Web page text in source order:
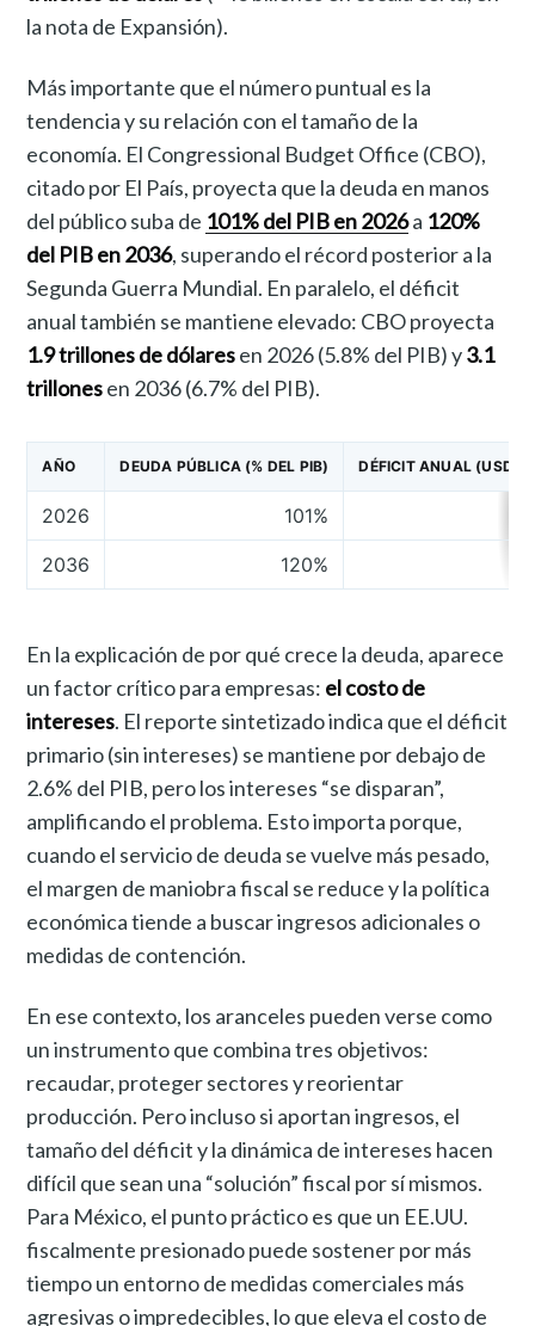
la nota de Expansión).
Más importante que el número puntual es la
tendencia y su relación con el tamaño de la
economía. El Congressional Budget Office (CBO),
citado por El País, proyecta que la deuda en manos
del público suba de 101% del PIB en 2026a 120%
del PIB en 2036, superando el récord posterior a la
Segunda Guerra Mundial. En paralelo, el déficit
anual también se mantiene elevado: CBO proyecta
1.9 trillones de dólaresen 2026 (5.8% del PIB) y3.1
trillonesen 2036 (6.7% del PIB).
AÑO DEUDA PÚBLICA (% DEL PIB) DÉFICIT ANUAL (USD,
2026 101%
2036 120%
En la explicación de por qué crece la deuda, aparece
un factor crítico para empresas: el costo de
intereses. El reporte sintetizado indica que el déficit
primario (sin intereses) se mantiene por debajo de
2.6% del PIB, pero los intereses “se disparan”,
amplificando el problema. Esto importa porque,
cuando el servicio de deuda se vuelve más pesado,
el margen de maniobra fiscal se reduce y la política
económica tiende a buscar ingresos adicionales o
medidas de contención.
En ese contexto, los aranceles pueden verse como
un instrumento que combina tres objetivos:
recaudar, proteger sectores y reorientar
producción. Pero incluso si aportan ingresos, el
tamaño del déficit y la dinámica de intereses hacen
difícil que sean una “solución” fiscal por sí mismos.
Para México, el punto práctico es que un EE.UU.
fiscalmente presionado puede sostener por más
tiempo un entorno de medidas comerciales más
agresivas o impredecibles, lo que eleva el costo de